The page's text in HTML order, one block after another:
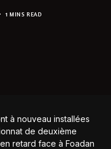
1 MINS READ
à nouveau installées
de deuxième
retard face à Foadan